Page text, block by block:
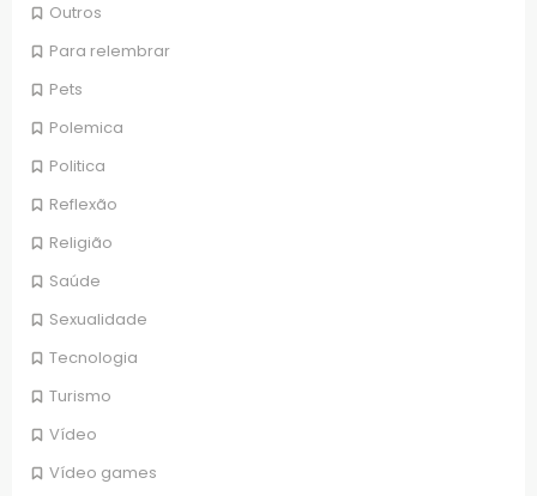
Outros
Para relembrar
Pets
Polemica
Politica
Reflexão
Religião
Saúde
Sexualidade
Tecnologia
Turismo
Vídeo
Vídeo games